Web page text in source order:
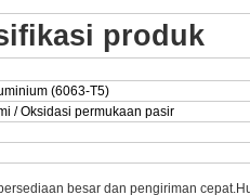
produk
(6063-T5)
/ Oksidasi permukaan pasir
besar dan pengiriman